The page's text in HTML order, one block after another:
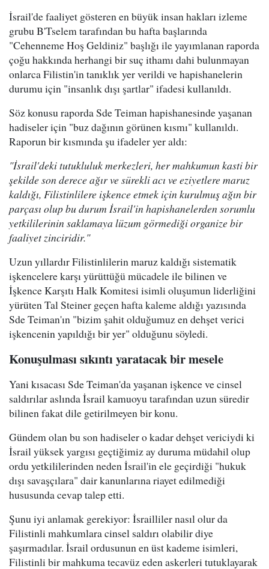
İsrail'de faaliyet gösteren en büyük insan hakları izleme
grubu B'Tselem tarafından bu hafta başlarında
"Cehenneme Hoş Geldiniz" başlığı ile yayımlanan raporda
çoğu hakkında herhangi bir suç ithamı dahi bulunmayan
onlarca Filistin'in tanıklık yer verildi ve hapishanelerin
durumu için "insanlık dışı şartlar" ifadesi kullanıldı.
Söz konusu raporda Sde Teiman hapishanesinde yaşanan
hadiseler için "buz dağının görünen kısmı" kullanıldı.
Raporun bir kısmında şu ifadeler yer aldı:
"İsrail'deki tutukluluk merkezleri, her mahkumun kasti bir
şekilde son derece ağır ve sürekli acı ve eziyetlere maruz
kaldığı, Filistinlilere işkence etmek için kurulmuş ağın bir
parçası olup bu durum İsrail'in hapishanelerden sorumlu
yetkililerinin saklamaya lüzum görmediği organize bir
faaliyet zinciridir."
Uzun yıllardır Filistinlilerin maruz kaldığı sistematik
işkencelere karşı yürüttüğü mücadele ile bilinen ve
İşkence Karşıtı Halk Komitesi isimli oluşumun liderliğini
yürüten Tal Steiner geçen hafta kaleme aldığı yazısında
Sde Teiman'ın "bizim şahit olduğumuz en dehşet verici
işkencenin yapıldığı bir yer" olduğunu söyledi.
Konuşulması sıkıntı yaratacak bir mesele
Yani kısacası Sde Teiman'da yaşanan işkence ve cinsel
saldırılar aslında İsrail kamuoyu tarafından uzun süredir
bilinen fakat dile getirilmeyen bir konu.
Gündem olan bu son hadiseler o kadar dehşet vericiydi ki
İsrail yüksek yargısı geçtiğimiz ay duruma müdahil olup
ordu yetkililerinden neden İsrail'in ele geçirdiği "hukuk
dışı savaşçılara" dair kanunlarına riayet edilmediği
hususunda cevap talep etti.
Şunu iyi anlamak gerekiyor: İsrailliler nasıl olur da
Filistinli mahkumlara cinsel saldırı olabilir diye
şaşırmadılar. İsrail ordusunun en üst kademe isimleri,
Filistinli bir mahkuma tecavüz eden askerleri tutuklayarak